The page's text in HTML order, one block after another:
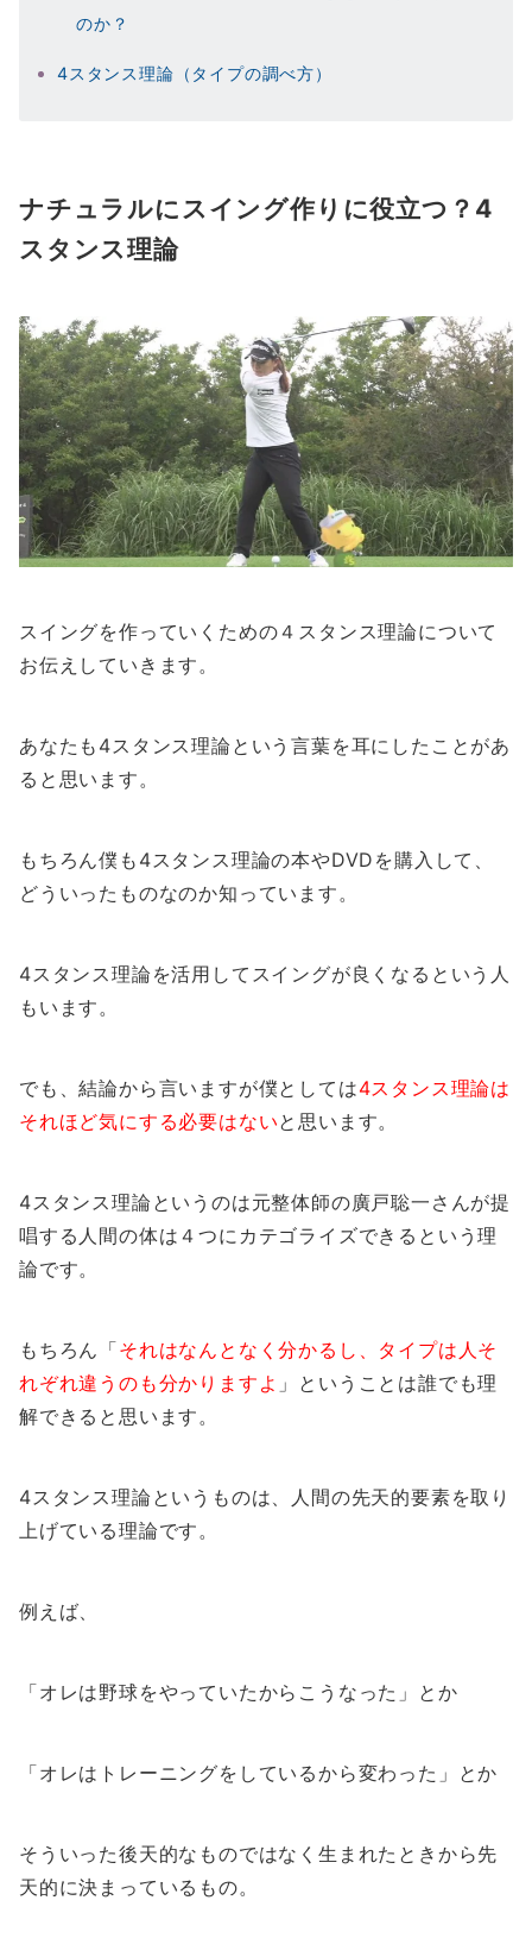
のか？
4スタンス理論（タイプの調べ方）
ナチュラルにスイング作りに役立つ？4
スタンス理論
スイングを作っていくための４スタンス理論について
お伝えしていきます。
あなたも4スタンス理論という言葉を耳にしたことがあ
ると思います。
もちろん僕も4スタンス理論の本やDVDを購入して、
どういったものなのか知っています。
4スタンス理論を活用してスイングが良くなるという人
もいます。
でも、結論から言いますが僕としては4スタンス理論は
それほど気にする必要はないと思います。
4スタンス理論というのは元整体師の廣戸聡一さんが提
唱する人間の体は４つにカテゴライズできるという理
論です。
もちろん「それはなんとなく分かるし、タイプは人そ
れぞれ違うのも分かりますよ 」ということは誰でも理
解できると思います。
4スタンス理論というものは、人間の先天的要素を取り
上げている理論です。
例えば、
「オレは野球をやっていたからこうなった」とか
「オレはトレーニングをしているから変わった」とか
そういった後天的なものではなく生まれたときから先
天的に決まっているもの。